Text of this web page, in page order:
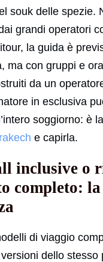
souk delle spezie.
grandi operatori
la guida è
ma con gruppi e
da un
in esclusiva
soggiorno: è
e capirla.
inclusive o
completo:
di viaggio
dello stesso